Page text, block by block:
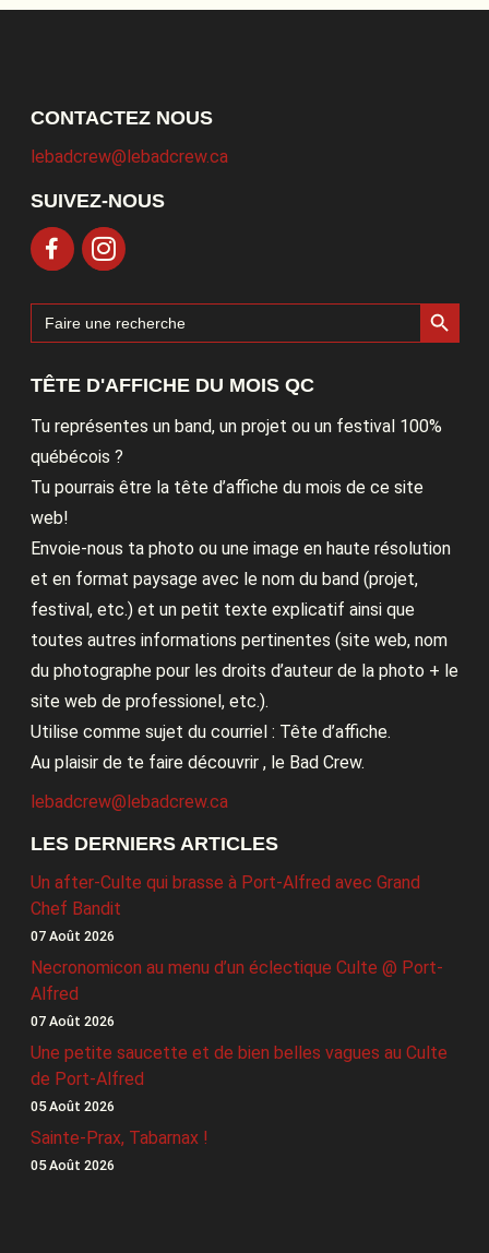
CONTACTEZ NOUS
lebadcrew@lebadcrew.ca
SUIVEZ-NOUS
Search
for:
Search Button
TÊTE D'AFFICHE DU MOIS QC
Tu représentes un band, un projet ou un festival 100%
québécois ?
Tu pourrais être la tête d’affiche du mois de ce site
web!
Envoie-nous ta photo ou une image en haute résolution
et en format paysage avec le nom du band (projet,
festival, etc.) et un petit texte explicatif ainsi que
toutes autres informations pertinentes (site web, nom
du photographe pour les droits d’auteur de la photo + le
site web de professionel, etc.).
Utilise comme sujet du courriel : Tête d’affiche.
Au plaisir de te faire découvrir , le Bad Crew.
lebadcrew@lebadcrew.ca
LES DERNIERS ARTICLES
Un after-Culte qui brasse à Port-Alfred avec Grand
Chef Bandit
07 Août 2026
Necronomicon au menu d’un éclectique Culte @ Port-
Alfred
07 Août 2026
Une petite saucette et de bien belles vagues au Culte
de Port-Alfred
05 Août 2026
Sainte-Prax, Tabarnax !
05 Août 2026